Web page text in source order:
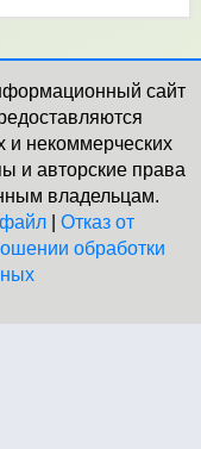
сайт
и некоммерческих
и авторские права
владельцам.
| Отказ от
обработки